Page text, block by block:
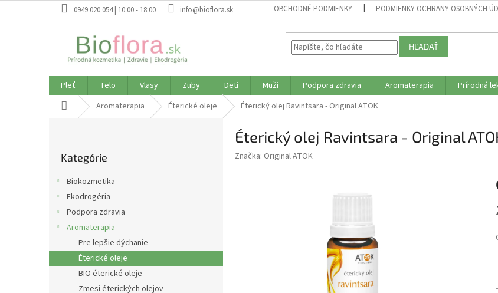
na
0949 020 054 | 10:00 - 18:00 info@bioflora.sk OBCHODNÉ PODMIENKY PODMIENKY OCHRANY OSOBNÝCH
HĽADAŤ
Pleť Telo Vlasy Zuby Deti Muži Podpora zdravia Aromaterapia Prírodná
DomovAromaterapia Éterické oleje Éterický olej Ravintsara - Original ATOK
kategórie
Kategórie
Biokozmetika
Ekodrogéria
Podpora zdravia
Aromaterapia
Pre lepšie dýchanie
Éterické oleje
BIO éterické oleje
Zmesi éterických olejov
Éterický olej Ravintsara - Original
Značka: Original ATOK